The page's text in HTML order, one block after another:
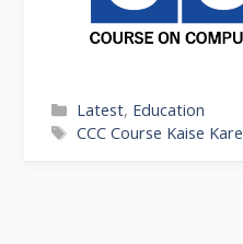
Categories
Latest, Education
Tags
CCC Course Kaise Kare